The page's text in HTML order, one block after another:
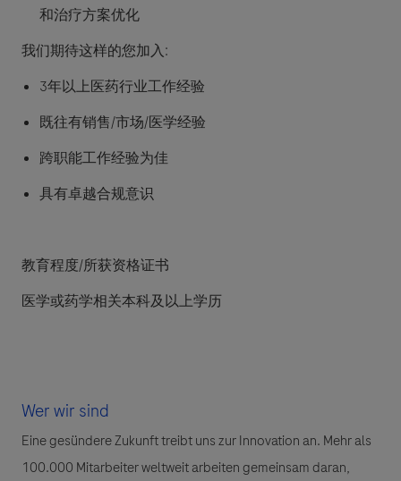
和治疗方案优化
我们期待这样的您加入:
3年以上医药行业工作经验
既往有销售/市场/医学经验
跨职能工作经验为佳
具有卓越合规意识
教育程度/所获资格证书
医学或药学相关本科及以上学历
Wer wir sind
Eine gesündere Zukunft treibt uns zur Innovation an. Mehr als
100.000 Mitarbeiter weltweit arbeiten gemeinsam daran,